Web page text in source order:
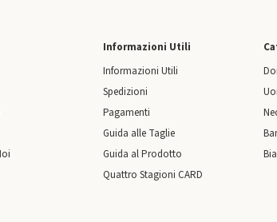
Informazioni Utili
Informazioni Utili
Spedizioni
Pagamenti
Guida alle Taglie
Guida al Prodotto
Quattro Stagioni CARD